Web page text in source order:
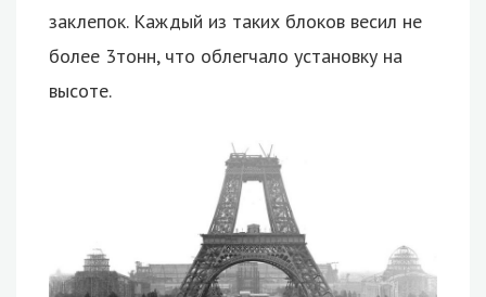
заклепок. Каждый из таких блоков весил не
более 3тонн, что облегчало установку на
высоте.